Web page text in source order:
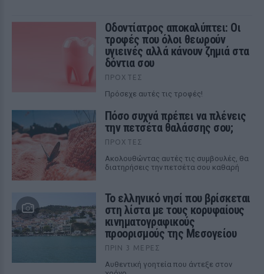
Οδοντίατρος αποκαλύπτει: Οι
τροφές που όλοι θεωρούν
υγιεινές αλλά κάνουν ζημιά στα
δόντια σου
ΠΡΟΧΤΈΣ
Πρόσεχε αυτές τις τροφές!
Πόσο συχνά πρέπει να πλένεις
την πετσέτα θαλάσσης σου;
ΠΡΟΧΤΈΣ
Ακολουθώντας αυτές τις συμβουλές, θα
διατηρήσεις την πετσέτα σου καθαρή
Το ελληνικό νησί που βρίσκεται
στη λίστα με τους κορυφαίους
κινηματογραφικούς
προορισμούς της Μεσογείου
ΠΡΙΝ 3 ΜΈΡΕΣ
Αυθεντική γοητεία που άντεξε στον